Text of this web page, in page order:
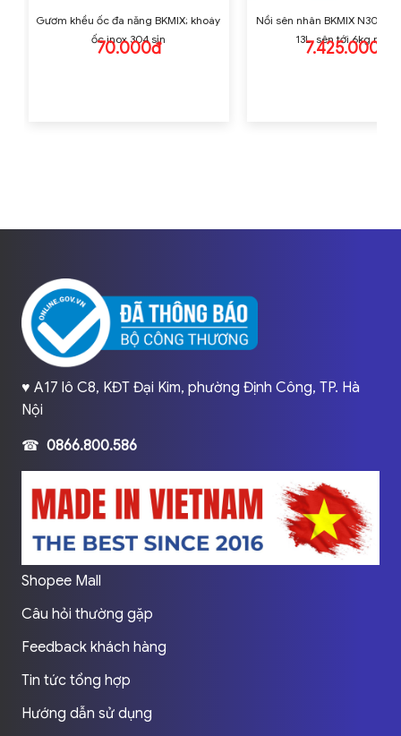
Gươm khều ốc đa năng BKMIX; khoáy
ốc inox 304 sịn
70.000đ
Nồi sên nhân BKMIX N30
13L, sên tới 6kg nhân
7.425.000đ
♥️ A17 lô C8, KĐT Đại Kim, phường Định Công, TP. Hà
Nội
☎ 0866.800.586
Shopee Mall
Câu hỏi thường gặp
Feedback khách hàng
Tin tức tổng hợp
Hướng dẫn sử dụng